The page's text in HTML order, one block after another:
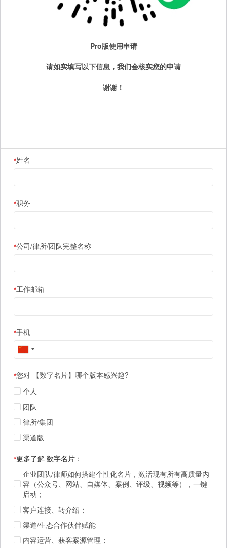
Pro版使用申请
请如实填写以下信息，我们会核实您的申请
谢谢！
*姓名
*职务
*公司/律所/团队完整名称
*工作邮箱
*手机
*您对 【数字名片】哪个版本感兴趣?
个人
团队
律所/集团
渠道版
*更多了解 数字名片：
企业团队/律师如何搭建个性化名片，激活现有所有高质量内
容（公众号、网站、自媒体、案例、评级、视频等），一键
启动；
客户连接、转介绍；
渠道/生态合作伙伴赋能
内容运营、获客案源管理；